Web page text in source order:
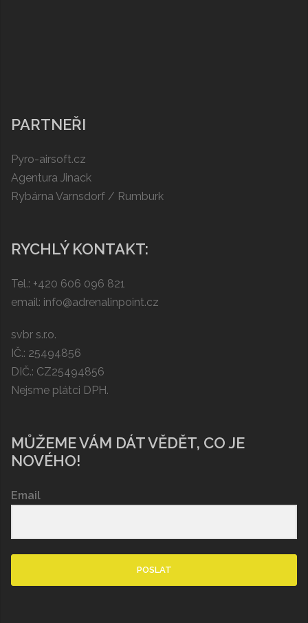
PARTNEŘI
Pyro-airsoft.cz
Agentura Jinack
Rybárna Varnsdorf / Rumburk
RYCHLÝ KONTAKT:
Tel.: +420 606 096 821
email: info@adrenalinpoint.cz
svbr s.r.o.
IČ.: 25494856
DIČ.: CZ25494856
Nejsme plátci DPH.
MŮŽEME VÁM DÁT VĚDĚT, CO JE
NOVÉHO!
Email
POSLAT